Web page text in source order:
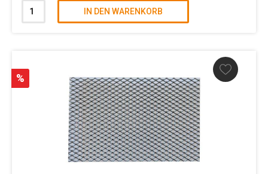
IN DEN WARENKORB
%